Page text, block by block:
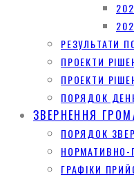
РЕЗУЛЬТАТИ
ПРОЕКТИ
ПРОЕКТИ
ПОРЯДОК
ЗВЕРНЕННЯ
ПОРЯДОК
НОРМАТИВНО-
ГРАФІКИ